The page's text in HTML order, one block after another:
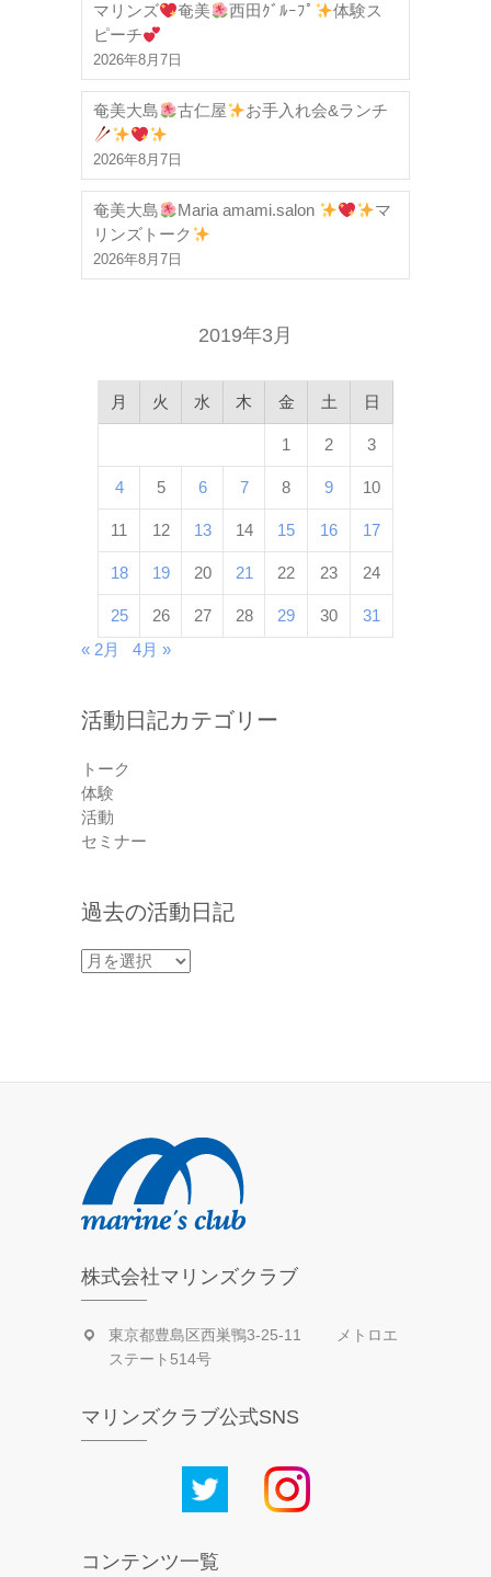
マリンズ 奄美 西田ｸﾞﾙｰﾌﾟ
体験ス
ピーチ
2026年8月7日
奄美大島 古仁屋 お手入れ会&ランチ
2026年8月7日
奄美大島 Maria amami.salon
マ
リンズトーク
2026年8月7日
2019年3月
月 火 水 木 金 土 日
1 2 3
4 5 6 7 8 9 10
11 12 13 14 15 16 17
18 19 20 21 22 23 24
25 26 27 28 29 30
31
« 2月
4月 »
活動日記カテゴリー
トーク
体験
活動
セミナー
過去の活動日記
過
日
株式会社マリンズクラブ
東京都豊島区西巣鴨3-25-11 メトロエ
ステート514号
マリンズクラブ公式SNS
コンテンツ一覧